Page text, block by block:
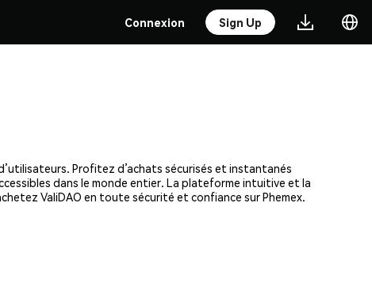
Connexion Sign Up
Profitez d’achats sécurisés et instantanés
dans le monde entier. La plateforme intuitive et la
ValiDAO en toute sécurité et confiance sur Phemex.